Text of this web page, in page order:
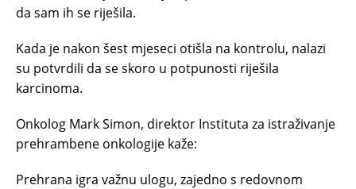
da sam ih se riješila.
Kada je nakon šest mjeseci otišla na kontrolu, nalazi
su potvrdili da se skoro u potpunosti riješila
karcinoma.
Onkolog Mark Simon, direktor Instituta za istraživanje
prehrambene onkologije kaže:
Prehrana igra važnu ulogu, zajedno s redovnom